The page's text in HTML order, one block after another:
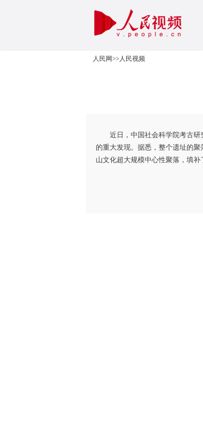
人民网>>人民视频
近日，中国社会科学院考古
的重大发现。据悉，整个遗址的
山文化超大规模中心性聚落，填补